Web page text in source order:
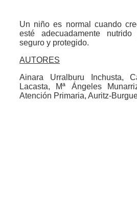
Un niño es normal cuando
esté adecuadamente nutrido
seguro y protegido.
AUTORES
Ainara Urralburu Inchusta,
Lacasta, Mª Ángeles
Atención Primaria, Auritz-